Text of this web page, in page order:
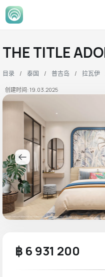
THE TITLE
目录 泰国 普吉岛 拉瓦伊
创建时间: 19.03.2025
฿ 6 931 200